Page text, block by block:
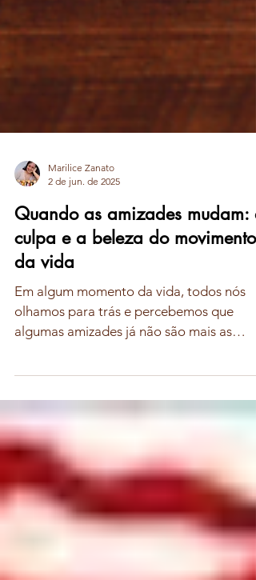
Marilice Zanato
2 de jun. de 2025
Quando as amizades mudam: a
culpa e a beleza do movimento
da vida
algumas amizades já não são mais as
mesmas. Pessoas que um dia...